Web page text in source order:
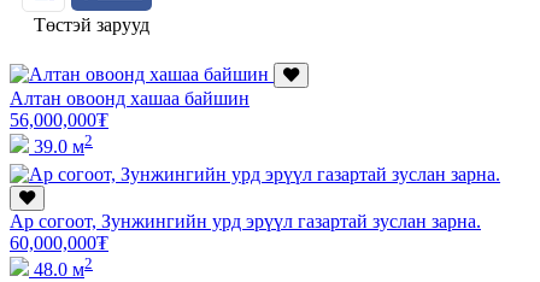
Төстэй зарууд
Алтан овоонд хашаа байшин
56,000,000₮
39.0 м2
Ар согоот, Зунжингийн урд эрүүл газартай зуслан зарна.
60,000,000₮
48.0 м2